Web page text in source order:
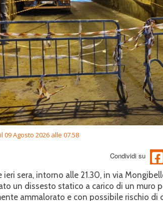
09 Agosto 2026 alle 07.58
Condividi su
ieri sera, intorno alle 21.30, in via
un dissesto statico a carico di un muro
ammalorato e con possibile rischio di